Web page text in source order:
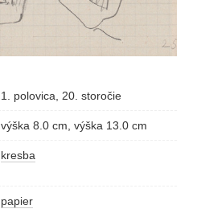
1. polovica, 20. storočie
výška 8.0 cm, výška 13.0 cm
kresba
papier